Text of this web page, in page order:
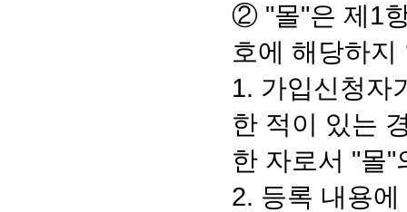
② "몰"은 제1
호에 해당하
1. 가입신청자
한 적이 있는
한 자로서 "몰"
2. 등록 내용